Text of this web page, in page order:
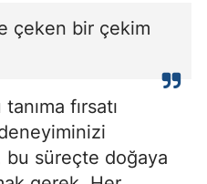
çeken bir çekim
fırsatı
süreçte doğaya